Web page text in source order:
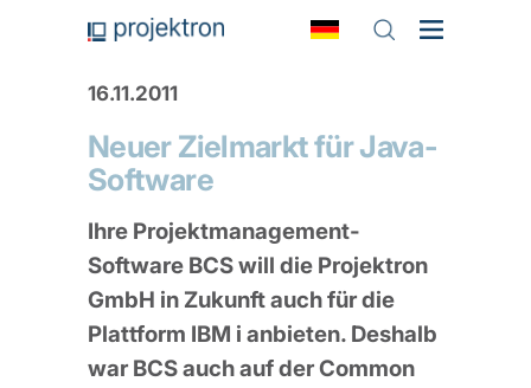
16.11.2011
Neuer Zielmarkt für Java-
Software
Ihre Projektmanagement-
Software BCS will die Projektron
GmbH in Zukunft auch für die
Plattform IBM i anbieten. Deshalb
war BCS auch auf der Common